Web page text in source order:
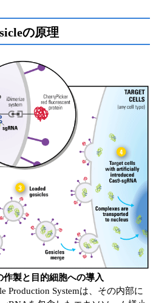
の原理
作製と目的細胞への導入
Production Systemは、その内部に